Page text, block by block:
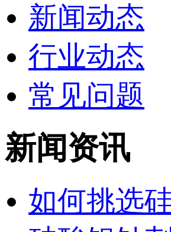
新闻动态
行业动态
常见问题
新闻资讯
如何挑选